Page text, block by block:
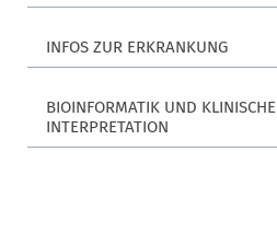
INFOS ZUR ERKRANKUNG
BIOINFORMATIK UND KLINISCHE
INTERPRETATION